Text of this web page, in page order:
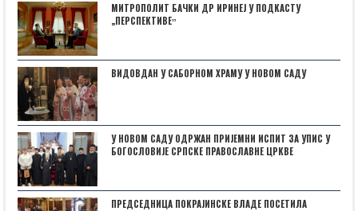
МИТРОПОЛИТ БАЧКИ ДР ИРИНЕЈ У ПОДКАСТУ
„ПЕРСПЕКТИВЕˮ
ВИДОВДАН У САБОРНОМ ХРАМУ У НОВОМ САДУ
У НОВОМ САДУ ОДРЖАН ПРИЈЕМНИ ИСПИТ ЗА УПИС У
БОГОСЛОВИЈЕ СРПСКЕ ПРАВОСЛАВНЕ ЦРКВЕ
ПРЕДСЕДНИЦА ПОКРАЈИНСКЕ ВЛАДЕ ПОСЕТИЛА